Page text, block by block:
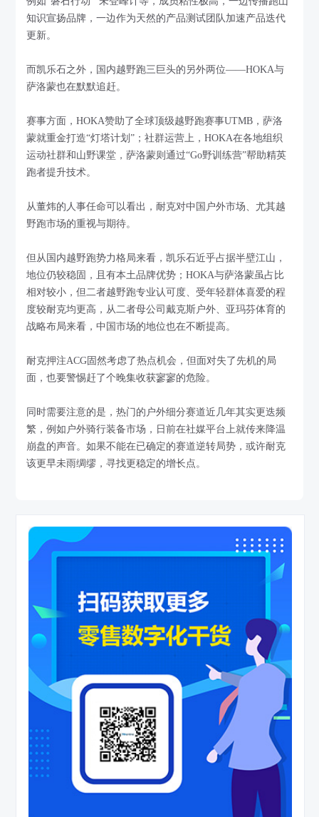
知识宣扬品牌，一边作为天然的产品测试团队加速产品迭代
更新。
而凯乐石之外，国内越野跑三巨头的另外两位——HOKA与
萨洛蒙也在默默追赶。
赛事方面，HOKA赞助了全球顶级越野跑赛事UTMB，萨洛
蒙就重金打造“灯塔计划”；社群运营上，HOKA在各地组织
运动社群和山野课堂，萨洛蒙则通过“Go野训练营”帮助精英
跑者提升技术。
从董炜的人事任命可以看出，耐克对中国户外市场、尤其越
野跑市场的重视与期待。
但从国内越野跑势力格局来看，凯乐石近乎占据半壁江山，
地位仍较稳固，且有本土品牌优势；HOKA与萨洛蒙虽占比
相对较小，但二者越野跑专业认可度、受年轻群体喜爱的程
度较耐克均更高，从二者母公司戴克斯户外、亚玛芬体育的
战略布局来看，中国市场的地位也在不断提高。
耐克押注ACG固然考虑了热点机会，但面对失了先机的局
面，也要警惕赶了个晚集收获寥寥的危险。
同时需要注意的是，热门的户外细分赛道近几年其实更迭频
繁，例如户外骑行装备市场，日前在社媒平台上就传来降温
崩盘的声音。如果不能在已确定的赛道逆转局势，或许耐克
该更早未雨绸缪，寻找更稳定的增长点。